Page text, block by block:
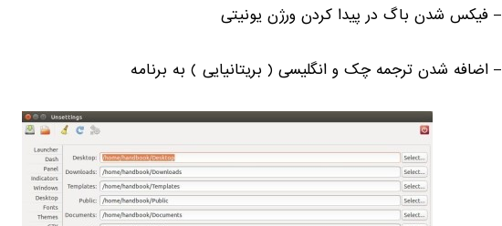
– فیکس شدن باگ در پیدا کردن ورژن یونیتی
– اضافه شدن ترجمه چک و انگلیسی ( بریتانیایی ) به برنامه